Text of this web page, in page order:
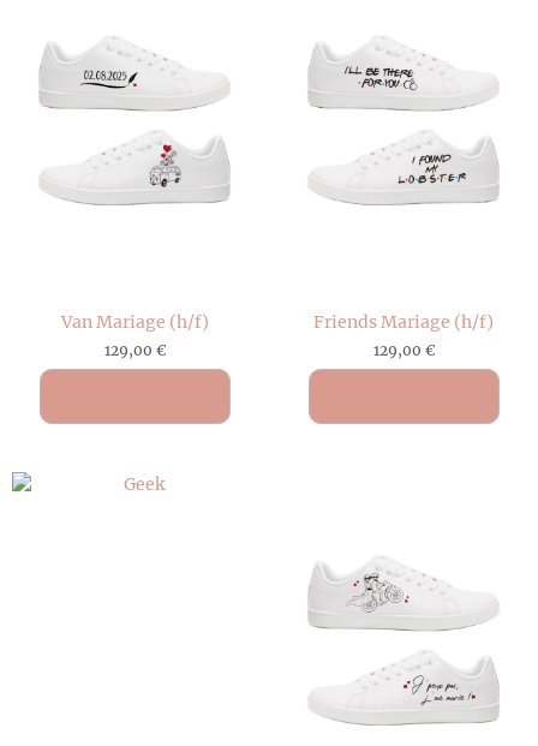
Van Mariage (h/f)
129,00 €
Friends Mariage (h/f)
129,00 €